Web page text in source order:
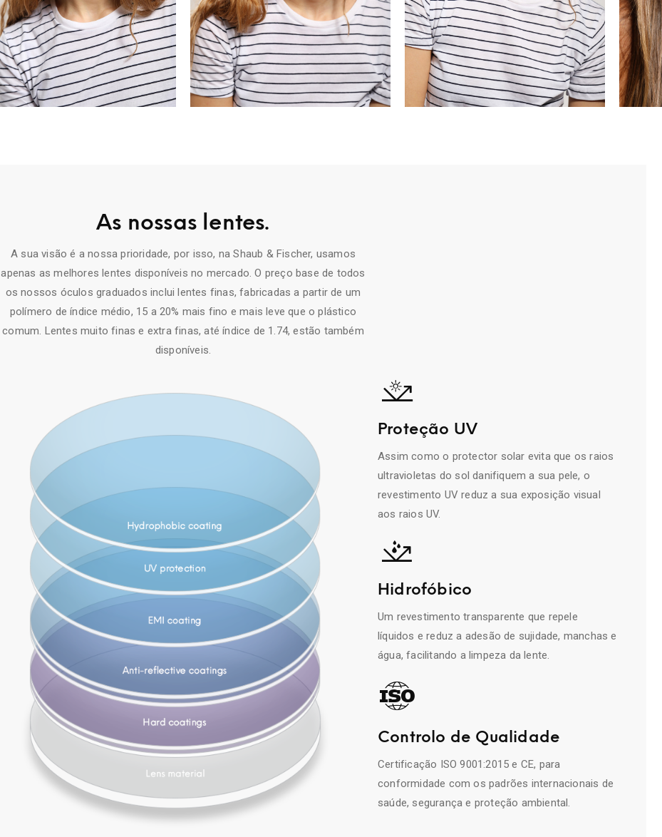
As nossas lentes.
A sua visão é a nossa prioridade, por isso, na Shaub & Fischer, usamos
apenas as melhores lentes disponíveis no mercado. O preço base de todos
os nossos óculos graduados inclui lentes finas, fabricadas a partir de um
polímero de índice médio, 15 a 20% mais fino e mais leve que o plástico
comum. Lentes muito finas e extra finas, até índice de 1.74, estão também
disponíveis.
Proteção UV
Assim como o protector solar evita que os raios
ultravioletas do sol danifiquem a sua pele, o
revestimento UV reduz a sua exposição visual
aos raios UV.
Hidrofóbico
Um revestimento transparente que repele
líquidos e reduz a adesão de sujidade, manchas e
água, facilitando a limpeza da lente.
Controlo de Qualidade
Certificação ISO 9001:2015 e CE, para
conformidade com os padrões internacionais de
saúde, segurança e proteção ambiental.